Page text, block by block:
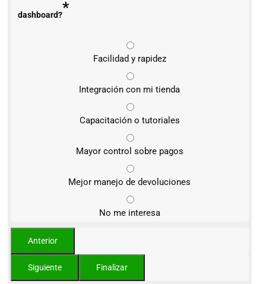
dashboard?*
Facilidad y rapidez
Integración con mi tienda
Capacitación o tutoriales
Mayor control sobre pagos
Mejor manejo de devoluciones
No me interesa